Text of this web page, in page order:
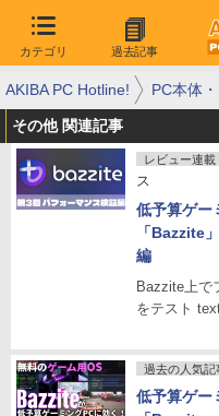
カテゴリ 過去記事
AKIBA PC Hotline! PC本体
その他 関連記事
レビュー連載
ス
低予算ゲー
「Bazzite
編
Bazzite上で
をテスト
過去の人気記
低予算ゲー